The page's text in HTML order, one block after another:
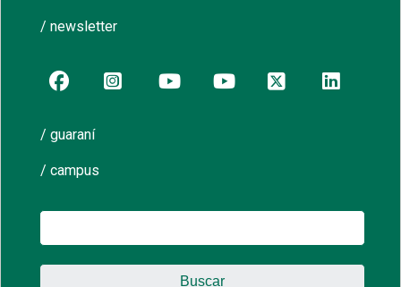
/ newsletter
/ guaraní
/ campus
Buscar: